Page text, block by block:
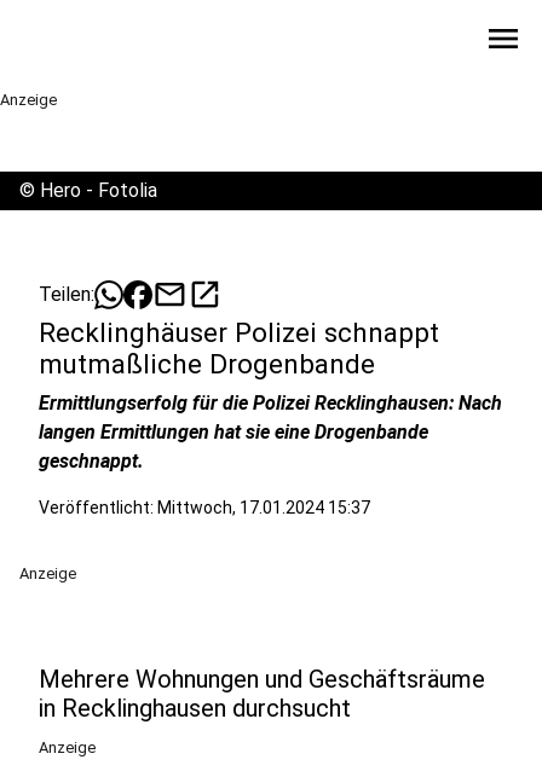
menu
Anzeige
© Hero - Fotolia
Teilen: mailopen_in_new
Recklinghäuser Polizei schnappt
mutmaßliche Drogenbande
Ermittlungserfolg für die Polizei Recklinghausen: Nach
langen Ermittlungen hat sie eine Drogenbande
geschnappt.
Veröffentlicht: Mittwoch, 17.01.2024 15:37
Anzeige
Mehrere Wohnungen und Geschäftsräume
in Recklinghausen durchsucht
Anzeige